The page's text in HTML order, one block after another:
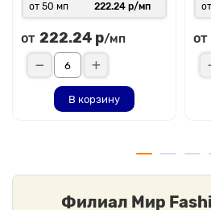
от 50 мп
222.24 р/мп
от 222.24 р/мп
В корзину
от
Филиал Мир